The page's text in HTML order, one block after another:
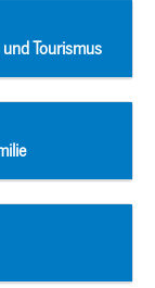
Tourismus